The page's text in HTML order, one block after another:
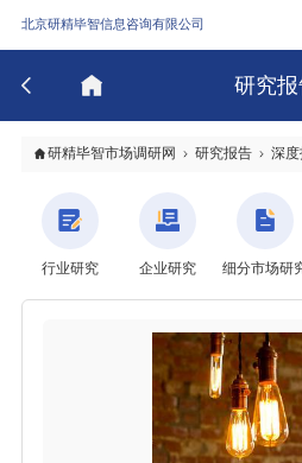
北京研精毕智信息咨询有限公司
研究
研精毕智市场调研网 研究报告 深
行业研究 企业研究 细分市场研